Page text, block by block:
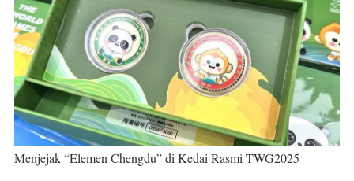
Menjejak “Elemen Chengdu” di Kedai Rasmi TWG2025